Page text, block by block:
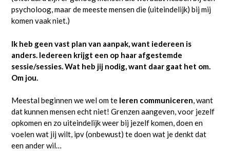
psycholoog, maar de meeste mensen die (uiteindelijk) bij mij
komen vaak niet.)
Ik heb geen vast plan van aanpak, want iedereen is
anders. Iedereen krijgt een op haar afgestemde
sessie/sessies. Wat heb jij nodig, want daar gaat het om.
Om jou.
Meestal beginnen we wel om te leren communiceren, want
dat kunnen mensen echt niet! Grenzen aangeven, voor jezelf
opkomen en zo uiteindelijk weer bij jezelf komen, doen en
voelen wat jij wilt, ipv (onbewust) te doen wat je denkt dat
een ander wil…